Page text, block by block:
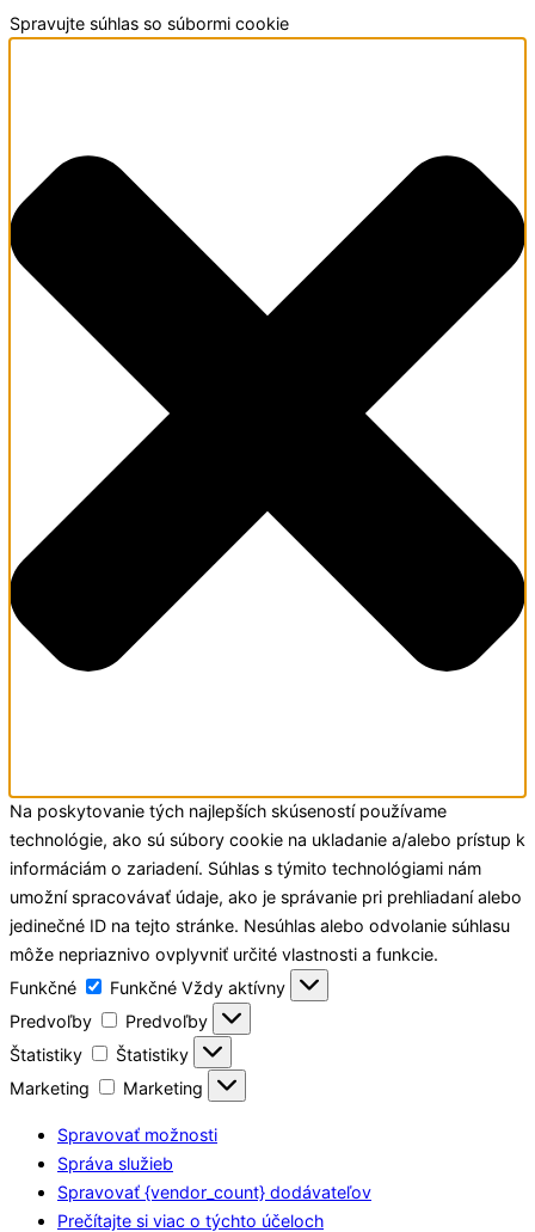
Spravujte súhlas so súbormi cookie
Na poskytovanie tých najlepších skúseností používame
technológie, ako sú súbory cookie na ukladanie a/alebo prístup k
informáciám o zariadení. Súhlas s týmito technológiami nám
umožní spracovávať údaje, ako je správanie pri prehliadaní alebo
jedinečné ID na tejto stránke. Nesúhlas alebo odvolanie súhlasu
môže nepriaznivo ovplyvniť určité vlastnosti a funkcie.
Funkčné
Funkčné Vždy aktívny
Predvoľby
Predvoľby
Štatistiky
Štatistiky
Marketing
Marketing
Spravovať možnosti
Správa služieb
Spravovať {vendor_count} dodávateľov
Prečítajte si viac o týchto účeloch